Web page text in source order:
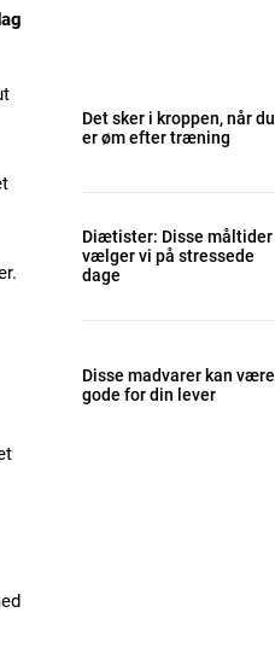
Det sker i kroppen, når du
er øm efter træning
Diætister: Disse måltider
vælger vi på stressede
dage
Disse madvarer kan være
gode for din lever